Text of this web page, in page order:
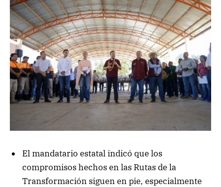
El mandatario estatal indicó que los
compromisos hechos en las Rutas de la
Transformación siguen en pie, especialmente